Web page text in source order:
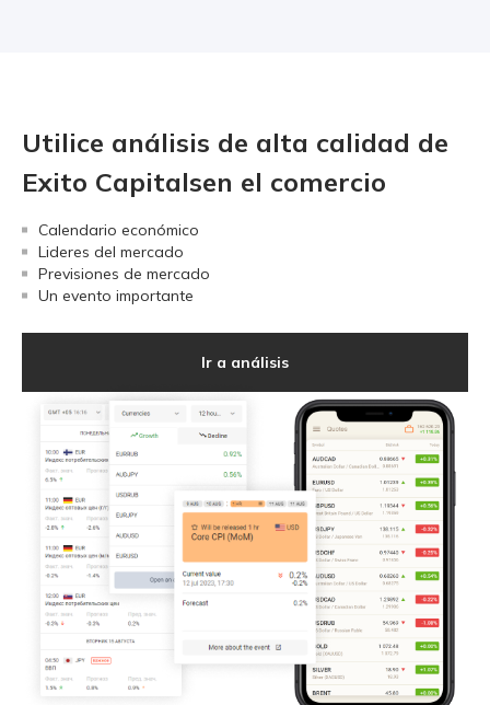
Utilice análisis de alta calidad de
Exito Capitalsen el comercio
Calendario económico
Lideres del mercado
Previsiones de mercado
Un evento importante
Ir a análisis